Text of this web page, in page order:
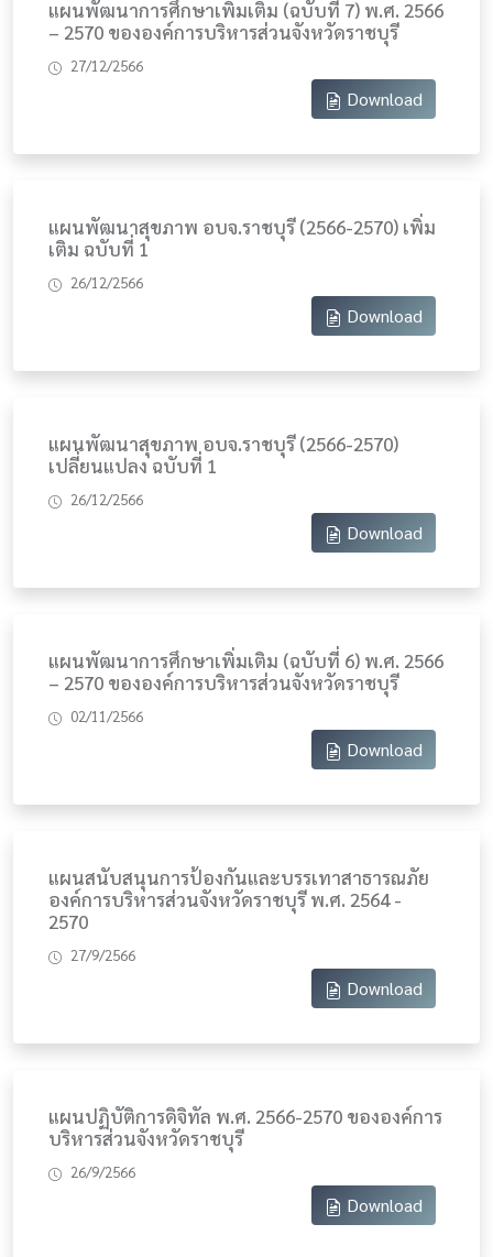
แผนพัฒนาการศึกษาเพิ่มเติม (ฉบับที่ 7) พ.ศ. 2566
– 2570 ขององค์การบริหารส่วนจังหวัดราชบุรี
27/12/2566
Download
แผนพัฒนาสุขภาพ อบจ.ราชบุรี (2566-2570) เพิ่ม
เติม ฉบับที่ 1
26/12/2566
Download
แผนพัฒนาสุขภาพ อบจ.ราชบุรี (2566-2570)
เปลี่ยนแปลง ฉบับที่ 1
26/12/2566
Download
แผนพัฒนาการศึกษาเพิ่มเติม (ฉบับที่ 6) พ.ศ. 2566
– 2570 ขององค์การบริหารส่วนจังหวัดราชบุรี
02/11/2566
Download
แผนสนับสนุนการป้องกันและบรรเทาสาธารณภัย
องค์การบริหารส่วนจังหวัดราชบุรี พ.ศ. 2564 -
2570
27/9/2566
Download
แผนปฏิบัติการดิจิทัล พ.ศ. 2566-2570 ขององค์การ
บริหารส่วนจังหวัดราชบุรี
26/9/2566
Download